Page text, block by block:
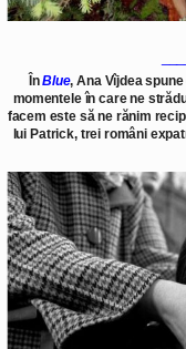
ÎnBlue, Ana Vîjdea
momentele în care ne
facem este să ne rănim
lui Patrick, trei români